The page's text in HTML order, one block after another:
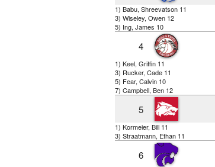
1) Babu, Shreevatson 11
3) Wiseley, Owen 12
5) Ing, James 10
4
1) Keel, Griffin 11
3) Rucker, Cade 11
5) Fear, Calvin 10
7) Campbell, Ben 12
5
1) Kormeier, Bill 11
3) Straatmann, Ethan 11
6